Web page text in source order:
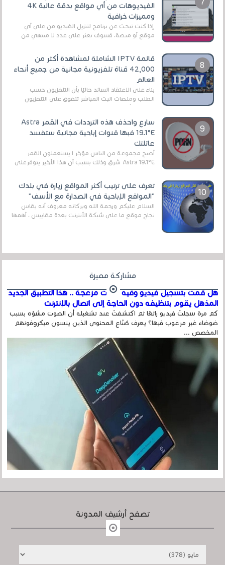
الفيديوهات من أي مواقع بدقة عالية 4K
ومميزات خرافية
إذا كنت تبحث عن برنامج لتنزيل الفيديو من على أي
موقع أو منصة، فسوف تعثر على عدد لا منتهي من
قائمة IPTV الشاملة لمشاهدة أكثر من
42,000 قناة تلفزيونية مجانية من جميع أنحاء
العالم
بناءً على الاعتقاد السائد حاليًا بأن التلفزيون حسب
الطلب ومنصات البث المباشر تتفوق على التلفزيون
الرقمي الأرضي التقليدي، يُعدّ IPTV-org خيار...
سارع واحذف هذه الترددات في القمر Astra
19.1°E فبها قنوات إباحية مجانية ستفسد
عائلتك
أصبح مجموعة من الناس مؤخر ا يستعملون القمر
Astra 19.1°E شرق وذلك بسبب أن هذا الأخير يتوفرعلى
تعرف على ترتيب أكثر المواقع زيارة في بلدك
"المواقع الإباحية في الصدارة مع الأسف"
السلام عليكم ورحمة الله وبركاته معروف أنه يقاس
نجاح موقع ما على شبكة الأنترنت بعدة مقاييس ، أهمها
مشاركة مميزة
هل قمت بتسجيل فيديو وفيه أصوت مزعجة .. هذا التطبيق الجديد
المذهل يقوم بتنظيفه دون الحاجة إلى اتصال بالإنترنت
كم مرة سجلتَ فيديو رائعًا ثم اكتشفتَ عند تشغيله أن الصوت مشوّه بسبب
ضوضاء غير مرغوب فيها؟ يعرف صُنّاع المحتوى الذين ينسون ميكروفونهم
المخصص ...
تصفح أرشيف المدونة